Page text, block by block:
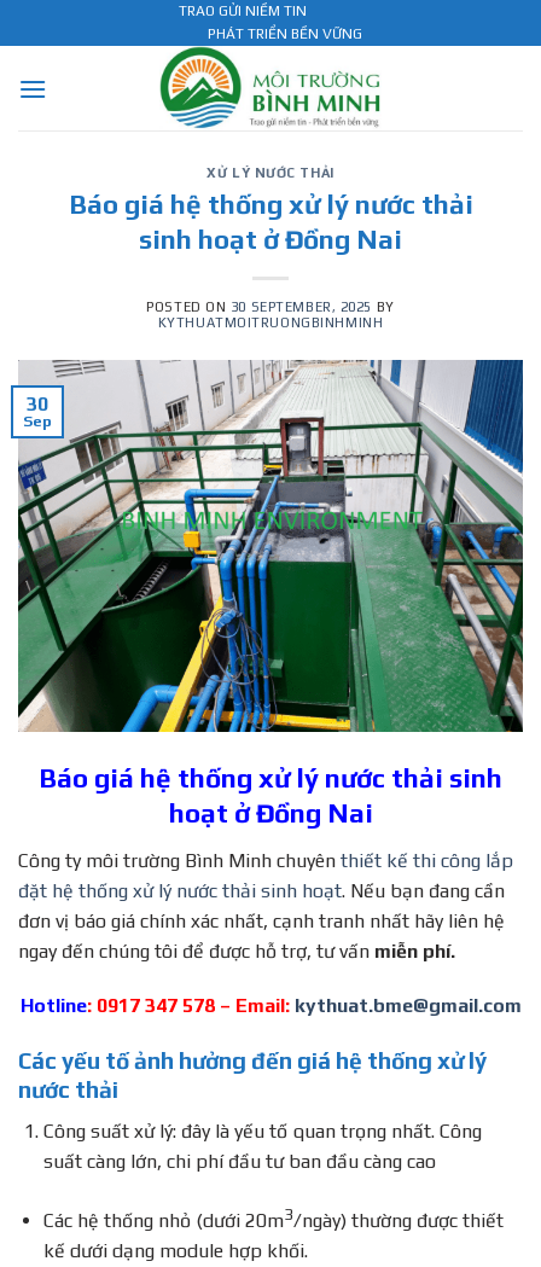
to
TRAO GỬI NIỀM TIN
PHÁT TRIỂN BỀN VỮNG
XỬ LÝ NƯỚC THẢI
Báo giá hệ thống xử lý nước thải
sinh hoạt ở Đồng Nai
POSTED ON 30 SEPTEMBER, 2025 BY
KYTHUATMOITRUONGBINHMINH
30
Sep
Báo giá hệ thống xử lý nước thải sinh
hoạt ở Đồng Nai
Công ty môi trường Bình Minh chuyên thiết kế thi công lắp
đặt hệ thống xử lý nước thải sinh hoạt. Nếu bạn đang cần
đơn vị báo giá chính xác nhất, cạnh tranh nhất hãy liên hệ
ngay đến chúng tôi để được hỗ trợ, tư vấn miễn phí.
Hotline: 0917 347 578 – Email: kythuat.bme@gmail.com
Các yếu tố ảnh hưởng đến giá hệ thống xử lý
nước thải
Công suất xử lý: đây là yếu tố quan trọng nhất. Công
suất càng lớn, chi phí đầu tư ban đầu càng cao
Các hệ thống nhỏ (dưới 20m3/ngày) thường được thiết
kế dưới dạng module hợp khối.